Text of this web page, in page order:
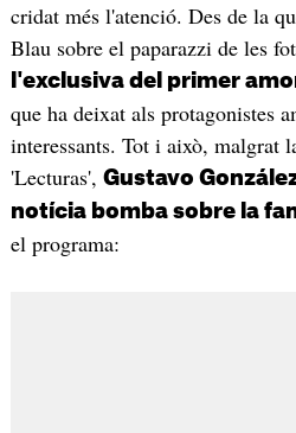
cridat més l'atenció. Des de la
Blau sobre el paparazzi de les
l'exclusiva del primer
que ha deixat als protagonistes
interessants. Tot i això, malgrat
'Lecturas', Gustavo
notícia bomba sobre la
el programa: